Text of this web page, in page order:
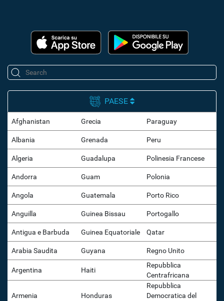
PAESE
Afghanistan Grecia Paraguay
Albania Grenada Peru
Algeria Guadalupa Polinesia Francese
Andorra Guam Polonia
Angola Guatemala Porto Rico
Anguilla Guinea Bissau Portogallo
Antigua e Barbuda Guinea Equatoriale Qatar
Arabia Saudita Guyana Regno Unito
Argentina Haiti
Repubblica
Centrafricana
Armenia Honduras
Repubblica
Democratica del